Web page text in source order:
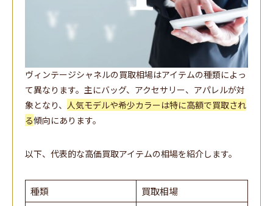
ヴィンテージシャネルの買取相場はアイテムの種類によっ
て異なります。主にバッグ、アクセサリー、アパレルが対
象となり、 人気モデルや希少カラーは特に高額で買取され
る傾向にあります。
以下、代表的な高価買取アイテムの相場を紹介します。
種類
買取相場